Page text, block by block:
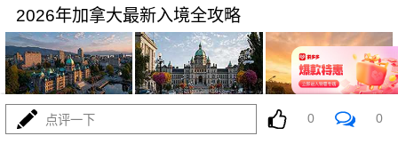
2026年加拿大最新入境全攻略
最热 阅读 4138
点评一下 0 0